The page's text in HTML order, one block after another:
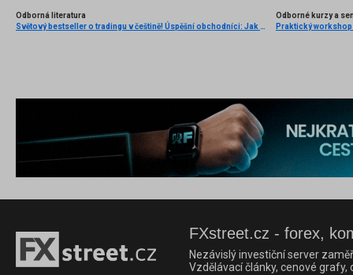
Odborná literatura
Světový bestseller o tradingu v češtině! Úspěšní obchodníci: Jak běžní lidé porážejí Wall Street v jeho vlastní hře
Odborné kurzy a
FXstreet.cz - forex,
Nezávislý investiční server
Vzdělávací články, cenové